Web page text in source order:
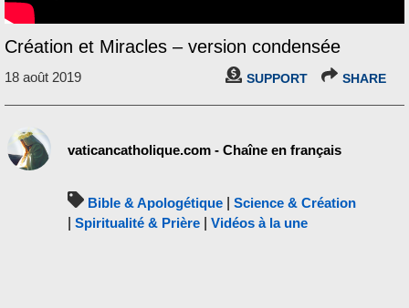
Création et Miracles – version condensée
18 août 2019 SUPPORT SHARE
vaticancatholique.com - Chaîne en français
Bible & Apologétique
Science & Création
Spiritualité & Prière Vidéos à la une